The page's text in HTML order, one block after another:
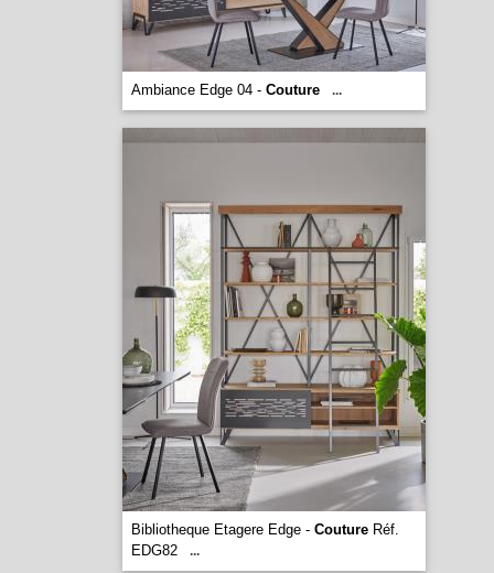
Ambiance Edge 04 - Couture ...
Bibliotheque Etagere Edge - CoutureRéf.
EDG82
...